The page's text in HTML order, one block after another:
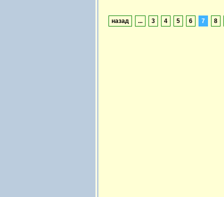
назад ... 3 4 5 6 7 8